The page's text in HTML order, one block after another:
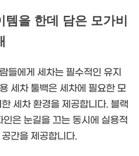
을 한데 담은 모가비
들에게 세차는 필수적인 유지
세차 툴백은 세차에 필요한 모
세차 환경을 제공합니다. 블랙
은 눈길을 끄는 동시에 실용적
간을 제공합니다.